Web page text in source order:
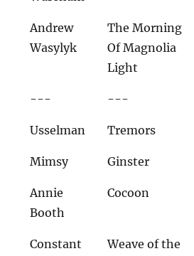
Andrew
Wasylyk
The Morning
Of Magnolia
Light
--- ---
Usselman Tremors
Mimsy Ginster
Annie
Booth
Cocoon
Constant
Weave of the